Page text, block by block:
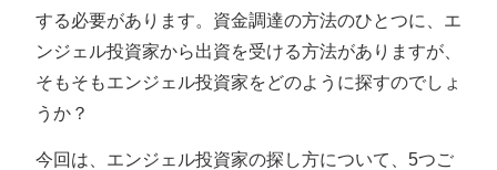
する必要があります。資金調達の方法のひとつに、エ
ンジェル投資家から出資を受ける方法がありますが、
そもそもエンジェル投資家をどのように探すのでしょ
うか？
今回は、エンジェル投資家の探し方について、5つご